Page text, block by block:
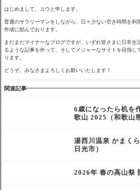
はじめまして、ユウと申します。
普通のサラリーマンをしながら、日々少ない空き時間を利
作成に励んでおります。
まだまだマイナーなブログですが、いずれ皆さまに日常
るような記事を作って、そしてメジャーなサイトを目指し
ります。
どうぞ、みなさまよろしくお願いいたします！
関連記事
6歳になったら机を
歌山 2025（和歌山
湯西川温泉 かまく
日光市）
2026年 春の高山祭